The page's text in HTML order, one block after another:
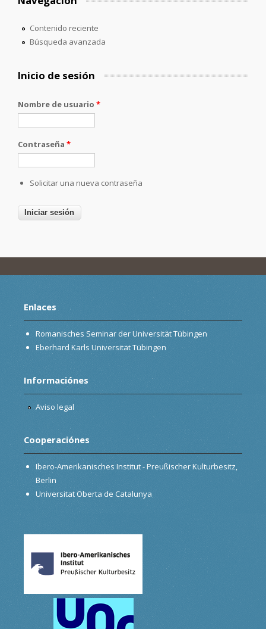
Contenido reciente
Búsqueda avanzada
Inicio de sesión
Nombre de usuario *
Contraseña *
Solicitar una nueva contraseña
Enlaces
Romanisches Seminar der Universität Tübingen
Eberhard Karls Universität Tübingen
Informaciónes
Aviso legal
Cooperaciónes
Ibero-Amerikanisches Institut - Preußischer Kulturbesitz,
Berlin
Universitat Oberta de Catalunya